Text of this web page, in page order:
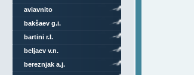
aviavnito
bakšaev g.i.
bartini r.l.
beljaev v.n.
bereznjak a.j.